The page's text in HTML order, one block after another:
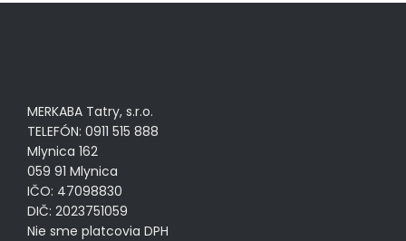
MERKABA Tatry, s.r.o.
TELEFÓN: 0911 515 888
Mlynica 162
059 91 Mlynica
IČO: 47098830
DIČ: 2023751059
Nie sme platcovia DPH